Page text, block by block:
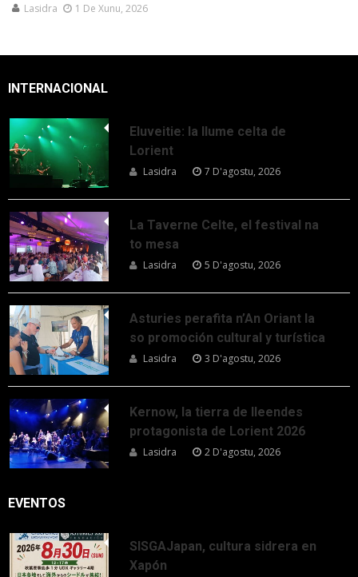
Lasidra 1 De Xunu, 2026
INTERNACIONAL
Eluveitie: la llume celta de
Lorient
Lasidra 7 D'agostu, 2026
La Taverne Celte, el festival na
to mesa
Lasidra 5 D'agostu, 2026
Asturies perafita n’An Oriant la
so promoción cultural y turística
Lasidra 3 D'agostu, 2026
Kernow, la tierra de lleendes
protagonista de Lorient 2026
Lasidra 2 D'agostu, 2026
EVENTOS
SISGAJapan, cultura sidrera en
Xapón